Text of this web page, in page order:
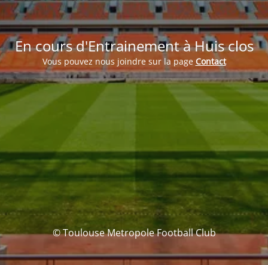
En cours d'Entrainement à Huis clos
Vous pouvez nous joindre sur la page Contact
© Toulouse Metropole Football Club